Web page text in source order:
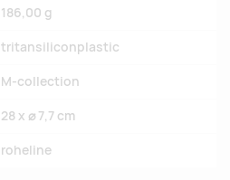
186,00 g
tritansiliconplastic
M-collection
28 x ⌀ 7,7 cm
roheline